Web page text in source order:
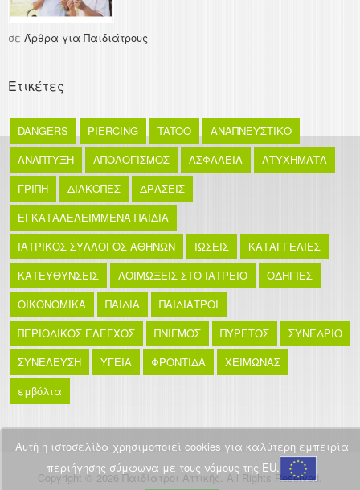
σε Άρθρα για Παιδιάτρους
Ετικέτες
DANGERS PIERCING TATOO
ΑΝΑΠΝΕΥΣΤΙΚΟ
ΑΝΑΠΤΥΞΗ
ΑΠΟΛΟΓΙΣΜΟΣ ΑΣΦΑΛΕΙΑ
ΑΤΥΧΗΜΑΤΑ
ΓΡΙΠΗ
ΔΙΑΚΟΠΕΣ
ΔΡΑΣΕΙΣ
ΕΓΚΑΤΑΛΕΛΕΙΜΜΕΝΑ ΠΑΙΔΙΑ
ΙΑΤΡΙΚΟΣ ΣΥΛΛΟΓΟΣ ΑΘΗΝΩΝ
ΙΩΣΕΙΣ
ΚΑΤΑΓΓΕΛΙΕΣ
ΚΑΤΕΥΘΥΝΣΕΙΣ
ΛΟΙΜΩΞΕΙΣ ΣΤΟ ΙΑΤΡΕΙΟ
ΟΔΗΓΙΕΣ
ΟΙΚΟΝΟΜΙΚΑ
ΠΑΙΔΙΑ
ΠΑΙΔΙΑΤΡΟΙ
ΠΕΡΙΟΔΙΚΟΣ ΕΛΕΓΧΟΣ
ΠΝΙΓΜΟΣ ΠΥΡΕΤΟΣ
ΣΥΝΕΔΡΙΟ
ΣΥΝΕΛΕΥΣΗ
ΥΓΕΙΑ ΦΡΟΝΤΙΔΑ
ΧΕΙΜΩΝΑΣ
εμβόλια
Copyright © 2026 Παιδίατροι Αττικής. All Rights Reserved.
Αυτή η ιστοσελίδα χρησιμοποιεί cookies για καλύτερη εμπειρία
περιήγησης σύμφωνα με τους νόμους της EU.